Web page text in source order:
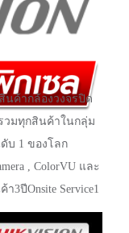
นค้ากล้องวงจรปิด
วมทุกสินค้าในกลุ่ม
บ 1 ของโลก
, ColorVU และ
ปีOnsite Service1